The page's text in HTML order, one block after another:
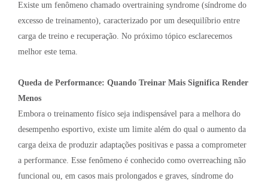
Existe um fenômeno chamado overtraining syndrome (síndrome do
excesso de treinamento), caracterizado por um desequilíbrio entre
carga de treino e recuperação. No próximo tópico esclarecemos
melhor este tema.
Queda de Performance: Quando Treinar Mais Significa Render
Menos
Embora o treinamento físico seja indispensável para a melhora do
desempenho esportivo, existe um limite além do qual o aumento da
carga deixa de produzir adaptações positivas e passa a comprometer
a performance. Esse fenômeno é conhecido como overreaching não
funcional ou, em casos mais prolongados e graves, síndrome do